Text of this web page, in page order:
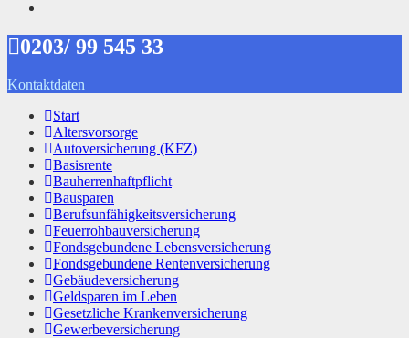
0203/ 99 545 33
Kontaktdaten
Start
Altersvorsorge
Autoversicherung (KFZ)
Basisrente
Bauherrenhaftpflicht
Bausparen
Berufs­unfähigkeitsversicherung
Feuerrohbauversicherung
Fondsgebundene Lebensversicherung
Fondsgebundene Rentenversicherung
Gebäudeversicherung
Geldsparen im Leben
Gesetzliche Krankenversicherung
Gewerbeversicherung